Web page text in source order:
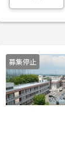
募集停止